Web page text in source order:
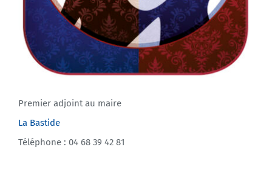
Premier adjoint au maire
La Bastide
Téléphone : 04 68 39 42 81